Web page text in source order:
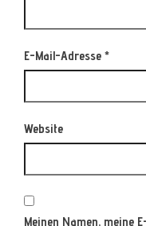
E-Mail-Adresse *
Website
Meinen Namen, meine